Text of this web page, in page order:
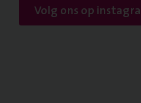
Volg ons op